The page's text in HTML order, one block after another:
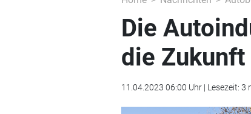
Die
die
11.04.2023 06:00 Uhr | Lesezeit: 3